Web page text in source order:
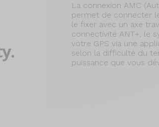
La connexion AMC
permet de connecter
le fixer avec un axe
connectivité ANT+, le
votre GPS via une
selon la difficulté du
puissance que vous